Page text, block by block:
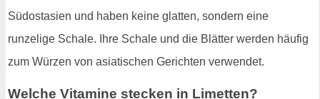
Südostasien und haben keine glatten, sondern eine
runzelige Schale. Ihre Schale und die Blätter werden häufig
zum Würzen von asiatischen Gerichten verwendet.
Welche Vitamine stecken in Limetten?